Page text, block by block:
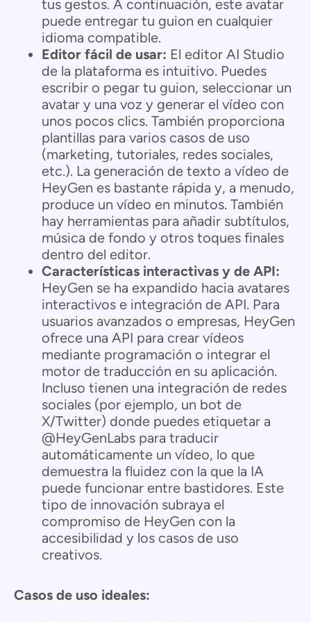
tus gestos. A continuación, este avatar
puede entregar tu guion en cualquier
idioma compatible.
Editor fácil de usar: El editor AI Studio
de la plataforma es intuitivo. Puedes
escribir o pegar tu guion, seleccionar un
avatar y una voz y generar el vídeo con
unos pocos clics. También proporciona
plantillas para varios casos de uso
(marketing, tutoriales, redes sociales,
etc.). La generación de texto a vídeo de
HeyGen es bastante rápida y, a menudo,
produce un vídeo en minutos. También
hay herramientas para añadir subtítulos,
música de fondo y otros toques finales
dentro del editor.
Características interactivas y de API:
HeyGen se ha expandido hacia avatares
interactivos e integración de API. Para
usuarios avanzados o empresas, HeyGen
ofrece una API para crear vídeos
mediante programación o integrar el
motor de traducción en su aplicación.
Incluso tienen una integración de redes
sociales (por ejemplo, un bot de
X/Twitter) donde puedes etiquetar a
@HeyGenLabs para traducir
automáticamente un vídeo, lo que
demuestra la fluidez con la que la IA
puede funcionar entre bastidores. Este
tipo de innovación subraya el
compromiso de HeyGen con la
accesibilidad y los casos de uso
creativos.
Casos de uso ideales: